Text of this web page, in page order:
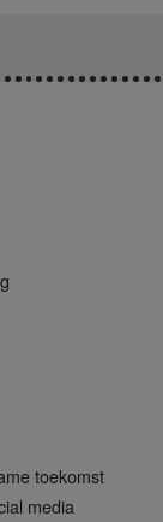
toekomst
media